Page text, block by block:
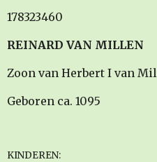
178323460
REINARD VAN MILLEN
Zoon van Herbert I van
Geboren ca. 1095
KINDEREN: